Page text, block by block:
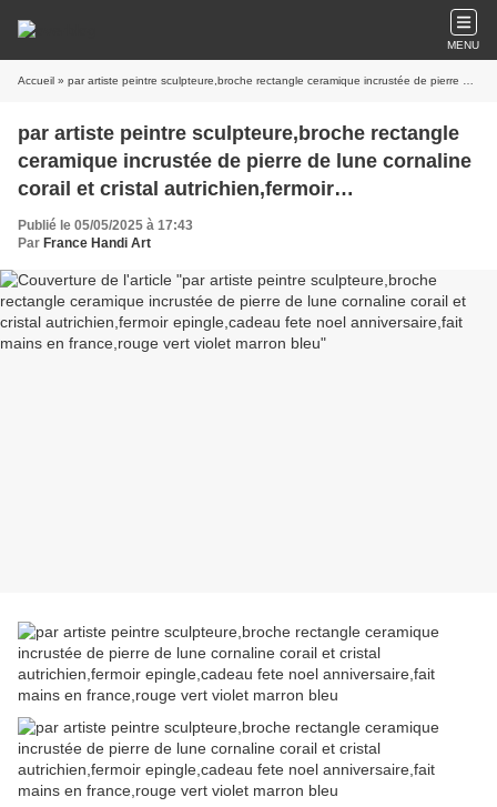
MENU
Accueil » par artiste peintre sculpteure,broche rectangle ceramique incrustée de pierre de lune cornaline corail et cristal autrichien,fermoir epingle,cadeau fete noel anniversaire,fait mains en france,rouge vert violet marron bleu
par artiste peintre sculpteure,broche rectangle
ceramique incrustée de pierre de lune cornaline
corail et cristal autrichien,fermoir
epingle,cadeau fete noel anniversaire,fait mains
en france,rouge vert violet marron bleu
Publié le 05/05/2025 à 17:43
Par France Handi Art